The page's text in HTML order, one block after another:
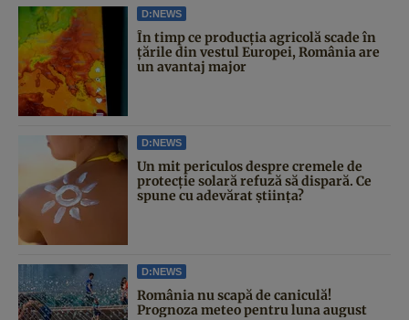
D:NEWS
În timp ce producția agricolă scade în
țările din vestul Europei, România are
un avantaj major
D:NEWS
Un mit periculos despre cremele de
protecție solară refuză să dispară. Ce
spune cu adevărat știința?
D:NEWS
România nu scapă de caniculă!
Prognoza meteo pentru luna august